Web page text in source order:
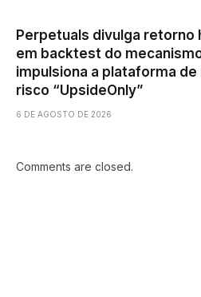
Perpetuals divulga
em backtest do
impulsiona a plataforma
risco “UpsideOnly”
6 DE AGOSTO DE 2026
Comments are closed.